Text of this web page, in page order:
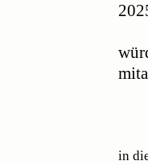
in